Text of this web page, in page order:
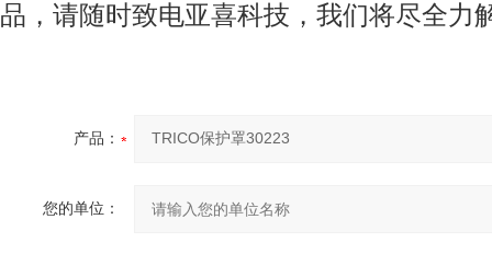
品，请随时致电亚喜科技 ，我们将尽全力
产品：
您的单位：